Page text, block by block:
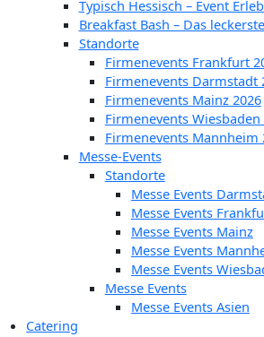
Typisch Hessisch – Event
Breakfast Bash – Das
Standorte
Firmenevents Frankfurt
Firmenevents Darmstadt
Firmenevents Mainz 2026
Firmenevents Wiesbaden
Firmenevents Mannheim
Messe-Events
Standorte
Messe Events
Messe Events
Messe Events Mainz
Messe Events
Messe Events
Messe Events
Messe Events Asien
Catering